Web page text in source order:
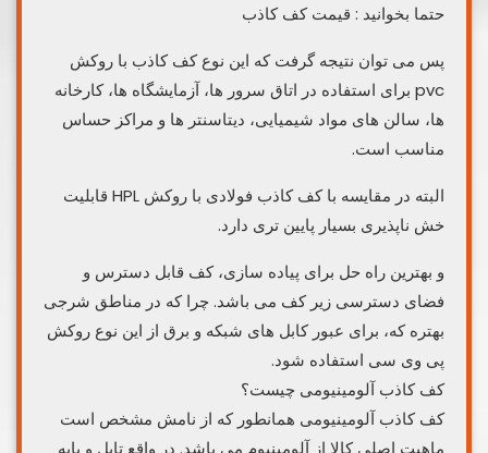
حتما بخوانید : قیمت کف کاذب
پس می توان نتیجه گرفت که این نوع کف کاذب با روکش
pvc برای استفاده در اتاق سرور ها، آزمایشگاه ها، کارخانه
ها، سالن های مواد شیمیایی، دیتاسنتر ها و مراکز حساس
مناسب است.
البته در مقایسه با کف کاذب فولادی با روکش HPL قابلیت
خش ناپذیری بسیار پایین تری دارد.
و بهترین راه حل برای پیاده سازی، کف قابل دسترس و
فضای دسترسی زیر کف می باشد. چرا که در مناطق شرجی
بهتره که، برای عبور کابل های شبکه و برق از این نوع روکش
پی وی سی استفاده شود.
کف کاذب آلومینیومی چیست؟
کف کاذب آلومینیومی همانطور که از نامش مشخص است
ماهیت اصلی کالا از آلومینیوم می باشد. در واقع تایل و پایه